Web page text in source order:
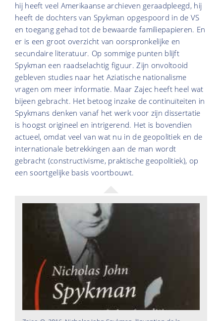
hij heeft veel Amerikaanse archieven geraadpleegd, hij
heeft de dochters van Spykman opgespoord in de VS
en toegang gehad tot de bewaarde familiepapieren. En
er is een groot overzicht van oorspronkelijke en
secundaire literatuur. Op sommige punten blijft
Spykman een raadselachtig figuur. Zijn onvoltooid
gebleven studies naar het Aziatische nationalisme
vragen om meer informatie. Maar Zajec heeft heel wat
bijeen gebracht. Het betoog inzake de continuïteiten in
Spykmans denken vanaf het werk voor zijn dissertatie
is hoogst origineel en intrigerend. Het is bovendien
actueel, omdat veel van wat nu in de geopolitiek en de
internationale betrekkingen aan de man wordt
gebracht (constructivisme, praktische geopolitiek), op
een soortgelijke basis voortbouwt.